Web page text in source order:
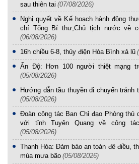
sau thiên tai (07/08/2026)
Nghị quyết về Kế hoạch hành động
chí Tổng Bí thư,Chủ tịch nước về
(06/08/2026)
16h chiều 6-8, thủy điện Hòa Bình xả lũ
Ấn Độ: Hơn 100 người thiệt mạng
(05/08/2026)
Hướng dẫn tầu thuyền di chuyển tránh
(05/08/2026)
Đoàn công tác Ban Chỉ đạo Phòng thủ
với tỉnh Tuyên Quang về công
(05/08/2026)
Thanh Hóa: Đảm bảo an toàn đê điều,
mùa mưa bão (05/08/2026)